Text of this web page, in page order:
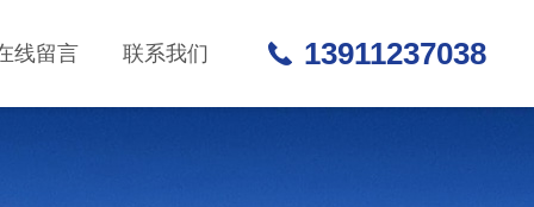
线留言 联系我们 13911237038